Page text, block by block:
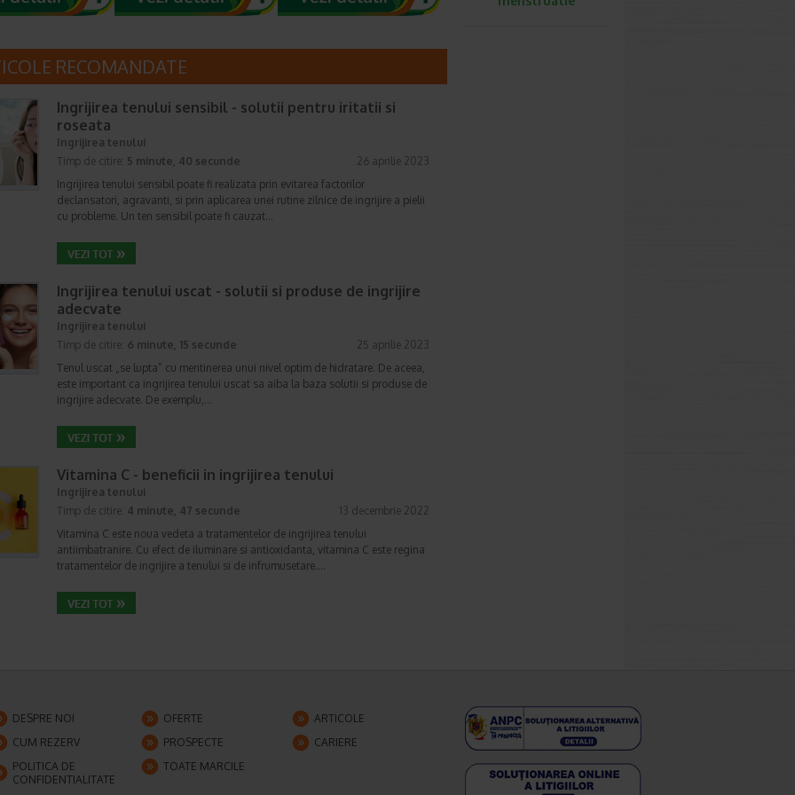
RECOMANDATE
Ingrijirea tenului sensibil - solutii pentru iritatii si
roseata
Ingrijirea tenului
Timp de citire: 5 minute, 40 secunde
26 aprilie 2023
Ingrijirea tenului sensibil poate fi realizata prin evitarea factorilor
declansatori, agravanti, si prin aplicarea unei rutine zilnice de ingrijire a pielii
cu probleme. Un ten sensibil poate fi cauzat…
Ingrijirea tenului uscat - solutii si produse de ingrijire
adecvate
Ingrijirea tenului
Timp de citire: 6 minute, 15 secunde
25 aprilie 2023
Tenul uscat „se lupta” cu mentinerea unui nivel optim de hidratare. De aceea,
este important ca ingrijirea tenului uscat sa aiba la baza solutii si produse de
ingrijire adecvate. De exemplu,…
Vitamina C - beneficii in ingrijirea tenului
Ingrijirea tenului
Timp de citire: 4 minute, 47 secunde
13 decembrie 2022
Vitamina C este noua vedeta a tratamentelor de ingrijirea tenului
antiimbatranire. Cu efect de iluminare si antioxidanta, vitamina C este regina
tratamentelor de ingrijire a tenului si de infrumusetare.…
DESPRE NOI OFERTE
ARTICOLE
CUM REZERV
PROSPECTE
CARIERE
POLITICA DE
CONFIDENTIALITATE
TOATE MARCILE